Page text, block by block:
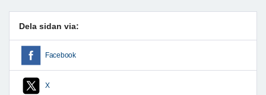
Dela sidan via:
Facebook
X